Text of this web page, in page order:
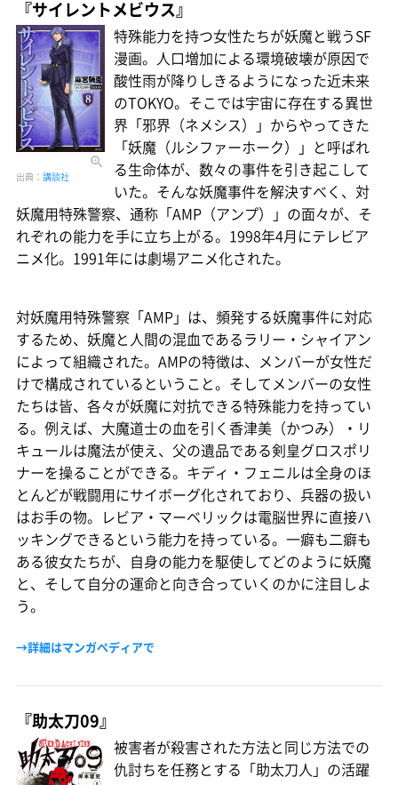
『サイレントメビウス』
出典： 講談社
特殊能力を持つ女性たちが妖魔と戦うSF
漫画。人口増加による環境破壊が原因で
酸性雨が降りしきるようになった近未来
のTOKYO。そこでは宇宙に存在する異世
界「邪界（ネメシス）」からやってきた
「妖魔（ルシファーホーク）」と呼ばれ
る生命体が、数々の事件を引き起こして
いた。そんな妖魔事件を解決すべく、対
妖魔用特殊警察、通称「AMP（アンプ）」の面々が、そ
れぞれの能力を手に立ち上がる。1998年4月にテレビア
ニメ化。1991年には劇場アニメ化された。
対妖魔用特殊警察「AMP」は、頻発する妖魔事件に対応
するため、妖魔と人間の混血であるラリー・シャイアン
によって組織された。AMPの特徴は、メンバーが女性だ
けで構成されているということ。そしてメンバーの女性
たちは皆、各々が妖魔に対抗できる特殊能力を持ってい
る。例えば、大魔道士の血を引く香津美（かつみ）・リ
キュールは魔法が使え、父の遺品である剣皇グロスポリ
ナーを操ることができる。キディ・フェニルは全身のほ
とんどが戦闘用にサイボーグ化されており、兵器の扱い
はお手の物。レビア・マーベリックは電脳世界に直接ハ
ッキングできるという能力を持っている。一癖も二癖も
ある彼女たちが、自身の能力を駆使してどのように妖魔
と、そして自分の運命と向き合っていくのかに注目しよ
う。
→詳細はマンガペディアで
『助太刀09』
被害者が殺害された方法と同じ方法での
仇討ちを任務とする「助太刀人」の活躍